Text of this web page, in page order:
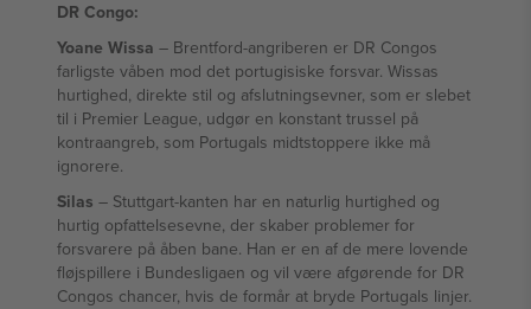
DR Congo:
Yoane Wissa – Brentford-angriberen er DR Congos
farligste våben mod det portugisiske forsvar. Wissas
hurtighed, direkte stil og afslutningsevner, som er slebet
til i Premier League, udgør en konstant trussel på
kontraangreb, som Portugals midtstoppere ikke må
ignorere.
Silas – Stuttgart-kanten har en naturlig hurtighed og
hurtig opfattelsesevne, der skaber problemer for
forsvarere på åben bane. Han er en af de mere lovende
fløjspillere i Bundesligaen og vil være afgørende for DR
Congos chancer, hvis de formår at bryde Portugals linjer.